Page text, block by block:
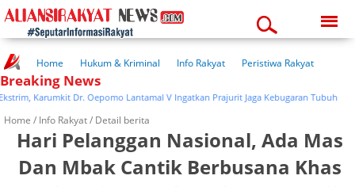
10:02:13 pm
Home Hukum & Kriminal Info Rakyat
Peristiwa Rakyat
Kuliner Rakyat
Wisata Rakyat
Pendidikan
Kesehatan
Breaking News
Karumkit Dr. Oepomo Lantamal V Ingatkan Prajurit Jaga Kebugaran Tubuh
Home / Info Rakyat/ Detail berita
Hari Pelanggan Nasional, Ada Mas
Dan Mbak Cantik Berbusana Khas